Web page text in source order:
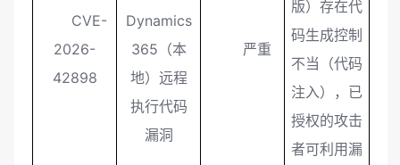
CVE-
2026-
42898
Dynamics
365（本
地）远程
执行代码
漏洞
严重
版）存在代
码生成控制
不当（代码
注入），已
授权的攻击
者可利用漏